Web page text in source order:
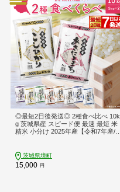
◎最短2日後発送◎ 2種食べ比べ 10k
g 茨城県産 スピード便 最速 最短 米
精米 小分け 2025年産【令和7年産/白
茨城県境町
15,000 円